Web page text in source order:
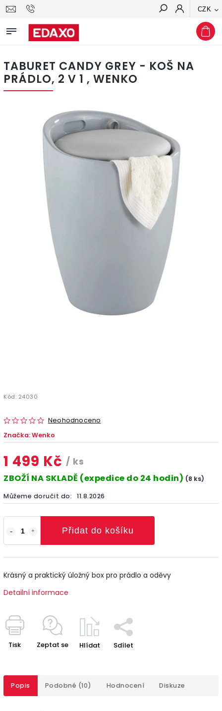
CZK
Hledat
TABURET CANDY GREY - KOŠ NA
PRÁDLO, 2 V 1 , WENKO
Kód: 24030
Neohodnoceno
Značka:Wenko
1 499 Kč / ks
ZBOŽÍ NA SKLADĚ (expedice do 24 hodin) (8 ks)
Můžeme doručit do: 11.8.2026
Přidat do košíku
Krásný a praktický úložný box pro prádlo a oděvy
Detailní informace
Tisk Zeptat se Hlídat Sdílet
Popis Podobné (10) Hodnocení Diskuze